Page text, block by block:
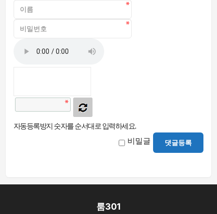
자동등록방지 숫자를 순서대로 입력하세요.
비밀글 댓글등록
룸301